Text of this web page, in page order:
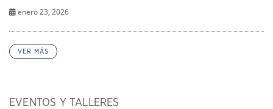
enero 23, 2026
VER MÁS
EVENTOS Y TALLERES